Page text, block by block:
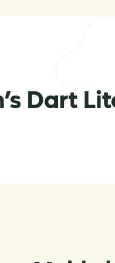
Dart